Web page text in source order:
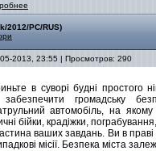
2012/PC/RUS)
2013, 23:55 | Просмотров: 290
в суворі будні простого
громадську
автомобіль, на
бійки, крадіжки,
ваших завдань. Ви в
місії. Безпека міста